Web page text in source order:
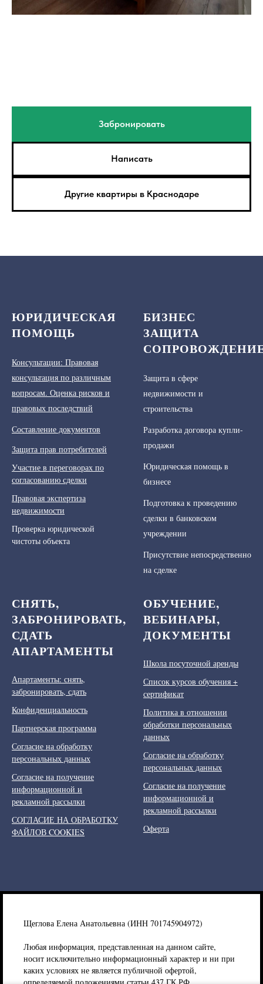
Забронировать
Написать
Другие квартиры в Краснодаре
ЮРИДИЧЕСКАЯ
ПОМОЩЬ
Консультации: Правовая
консультация по различным
вопросам. Оценка рисков и
правовых последствий
Составление документов
Защита прав потребителей
Участие в переговорах по
согласованию сделки
Правовая экспертиза
недвижимости
Проверка юридической
чистоты объекта
БИЗНЕС
ЗАЩИТА
Защита в сфере
недвижимости и
строительства
Разработка договора купли-
продажи
Юридическая помощь в
бизнесе
Подготовка к проведению
сделки в банковском
учреждении
Присутствие непосредственно
на сделке
СНЯТЬ,
ЗАБРОНИРОВАТЬ,
СДАТЬ
АПАРТАМЕНТЫ
Апартаменты: снять,
забронировать, сдать
Конфиденциальность
Партнерская программа
Согласие на обработку
персональных данных
Согласие на получение
информационной и
рекламной рассылки
СОГЛАСИЕ НА ОБРАБОТКУ
ФАЙЛОВ COOKIES
ОБУЧЕНИЕ,
ВЕБИНАРЫ,
ДОКУМЕНТЫ
Школа посуточной аренды
Список курсов обучения +
сертификат
Политика в отношении
обработки персональных
данных
Согласие на обработку
персональных данных
Согласие на получение
информационной и
рекламной рассылки
Оферта
Щеглова Елена Анатольевна (ИНН 701745904972)
Любая информация, представленная на данном сайте,
носит исключительно информационный характер и ни при
каких условиях не является публичной офертой,